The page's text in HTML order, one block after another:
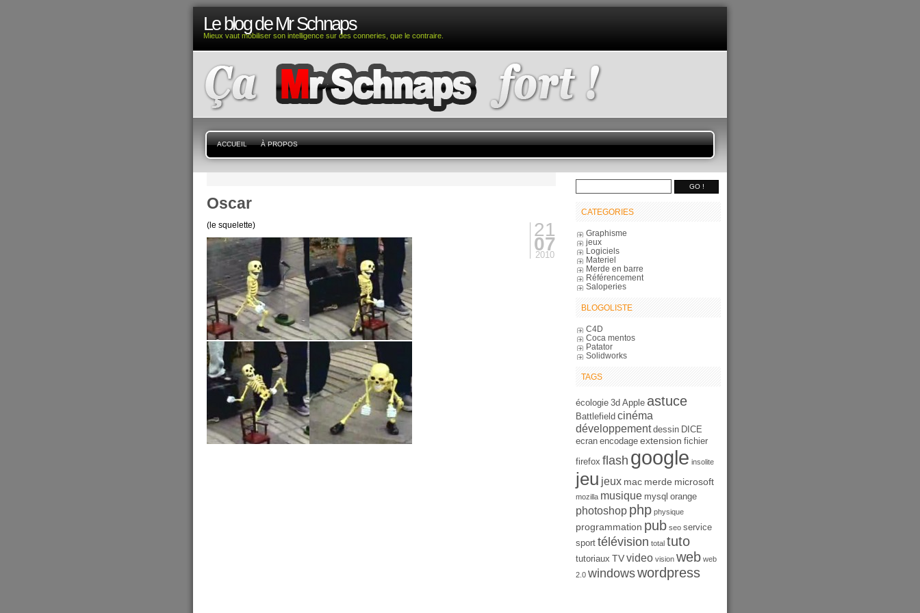
Le blog de Mr Schnaps
Mieux vaut mobiliser son intelligence sur des conneries, que le contraire.
ACCUEIL À PROPOS
Oscar
21
07
2010
(le squelette)
CATEGORIES
Graphisme
jeux
Logiciels
Materiel
Merde en barre
Référencement
Saloperies
BLOGOLISTE
C4D
Coca mentos
Patator
Solidworks
TAGS
écologie 3d Apple astuce
Battlefield cinéma
développement dessin DICE
ecran encodage extension fichier
firefox flash google insolite
jeu jeux mac merde microsoft
mozilla musique mysql orange
photoshop php physique
programmation pub seo service
sport télévision total tuto
tutoriaux TVvideo vision web web
2.0 windowswordpress